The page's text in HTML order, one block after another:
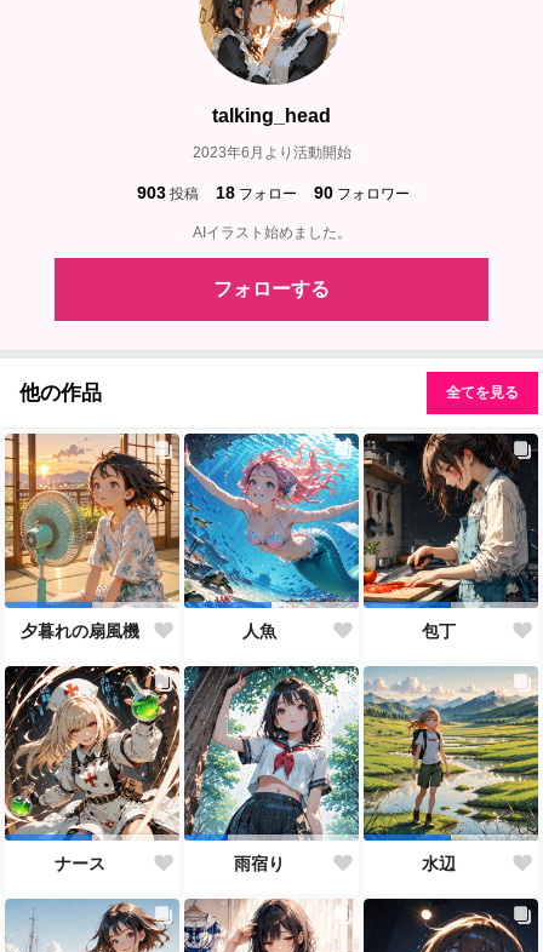
talking_head
2023年6月より活動開始
903 投稿 18 フォロー 90 フォロワー
AIイラスト始めました。
フォローする
他の作品 全てを見る
夕暮れの扇風機 人魚 包丁
ナース 雨宿り 水辺